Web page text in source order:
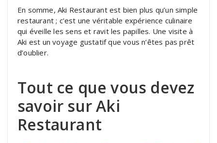
En somme, Aki Restaurant est bien plus qu’un simple
restaurant ; c’est une véritable expérience culinaire
qui éveille les sens et ravit les papilles. Une visite à
Aki est un voyage gustatif que vous n’êtes pas prêt
d’oublier.
Tout ce que vous devez
savoir sur Aki
Restaurant